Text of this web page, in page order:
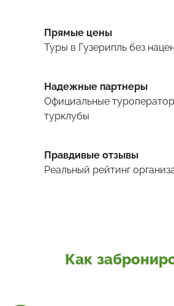
Прямые цены
Туры в Гузерипль без
Надежные партнеры
Официальные
турклубы
Правдивые отзывы
Реальный рейтинг
Как